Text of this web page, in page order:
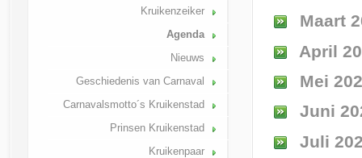
Kruikenzeiker
Agenda
Nieuws
Geschiedenis van Carnaval
Carnavalsmotto´s Kruikenstad
Prinsen Kruikenstad
Kruikenpaar
Maart
April
Mei
Juni
Juli